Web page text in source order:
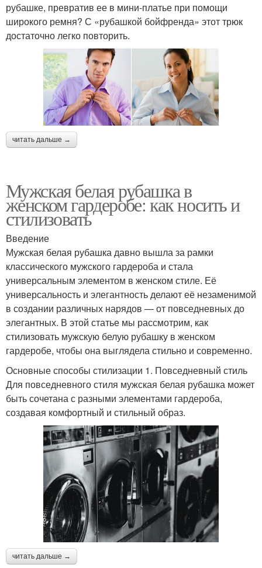
рубашке, превратив ее в мини-платье при помощи
широкого ремня? С «рубашкой бойфренда» этот трюк
достаточно легко повторить.
читать дальше →
Мужская белая рубашка в
женском гардеробе: как носить и
стилизовать
Введение
Мужская белая рубашка давно вышла за рамки
классического мужского гардероба и стала
универсальным элементом в женском стиле. Её
универсальность и элегантность делают её незаменимой
в создании различных нарядов — от повседневных до
элегантных. В этой статье мы рассмотрим, как
стилизовать мужскую белую рубашку в женском
гардеробе, чтобы она выглядела стильно и современно.
Основные способы стилизации 1. Повседневный стиль
Для повседневного стиля мужская белая рубашка может
быть сочетана с разными элементами гардероба,
создавая комфортный и стильный образ.
читать дальше →